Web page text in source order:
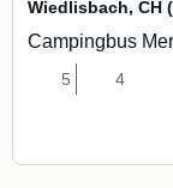
Wiedlisbach, CH
Campingbus
5 4